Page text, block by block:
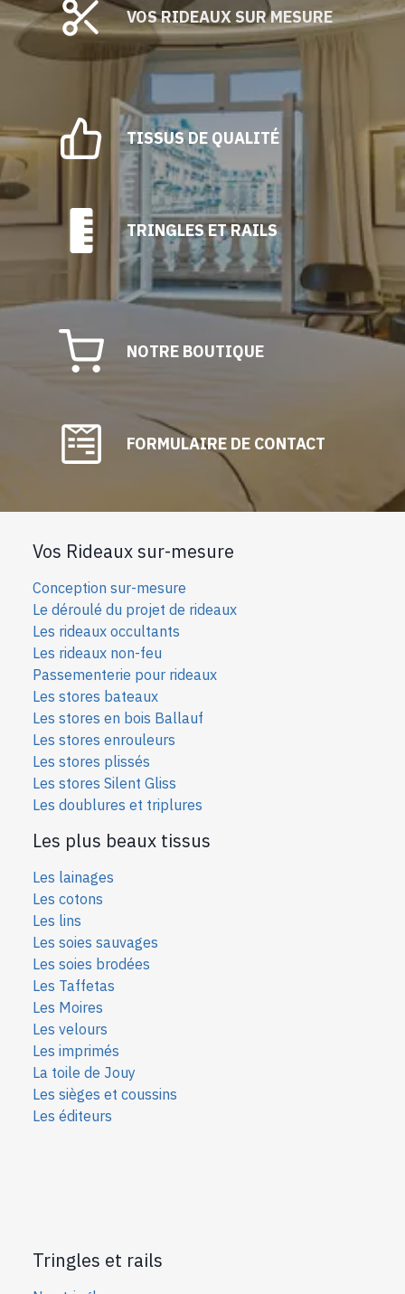
VOS RIDEAUX SUR MESURE
TISSUS DE QUALITÉ
TRINGLES ET RAILS
NOTRE BOUTIQUE
FORMULAIRE DE CONTACT
Vos Rideaux sur-mesure
Conception sur-mesure
Le déroulé du projet de rideaux
Les rideaux occultants
Les rideaux non-feu
Passementerie pour rideaux
Les stores bateaux
Les stores en bois Ballauf
Les stores enrouleurs
Les stores plissés
Les stores Silent Gliss
Les doublures et triplures
Les plus beaux tissus
Les lainages
Les cotons
Les lins
Les soies sauvages
Les soies brodées
Les Taffetas
Les Moires
Les velours
Les imprimés
La toile de Jouy
Les sièges et coussins
Les éditeurs
Tringles et rails